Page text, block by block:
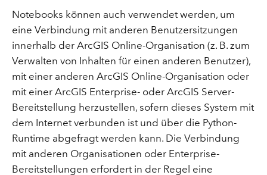
Notebooks können auch verwendet werden, um
eine Verbindung mit anderen Benutzersitzungen
innerhalb der ArcGIS Online-Organisation (z. B. zum
Verwalten von Inhalten für einen anderen Benutzer),
mit einer anderen ArcGIS Online-Organisation oder
mit einer ArcGIS Enterprise- oder ArcGIS Server-
Bereitstellung herzustellen, sofern dieses System mit
dem Internet verbunden ist und über die Python-
Runtime abgefragt werden kann. Die Verbindung
mit anderen Organisationen oder Enterprise-
Bereitstellungen erfordert in der Regel eine